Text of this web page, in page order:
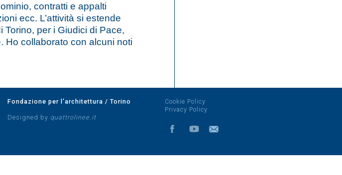
contratti e appalti
ecc. L’attività si estende
Torino, per i Giudici di Pace,
Ho collaborato con alcuni noti
Fondazione per l'architettura / Torino
Designed by quattrolinee.it
Cookie Policy
Privacy Policy